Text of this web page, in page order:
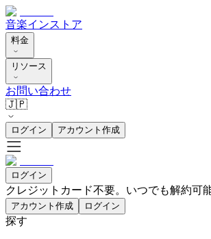
音楽インストア
料金
リソース
お問い合わせ
🇯🇵
ログイン アカウント作成
ログイン
クレジットカード不要。いつでも解約可能
アカウント作成 ログイン
探す